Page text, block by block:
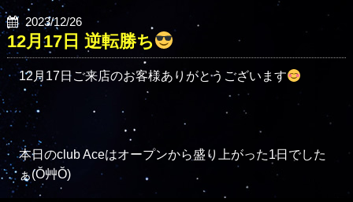
2023/12/26
12月17日 逆転勝ち
12月17日ご来店のお客様ありがとうございます
本日のclub Aceはオープンから盛り上がった1日でした
ぁ(Ŏ艸Ŏ)